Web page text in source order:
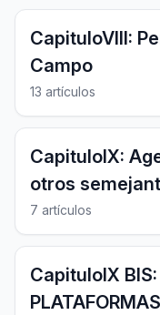
CapituloVIII:
Campo
13 artículos
CapituloIX:
otros
7 artículos
CapituloIX